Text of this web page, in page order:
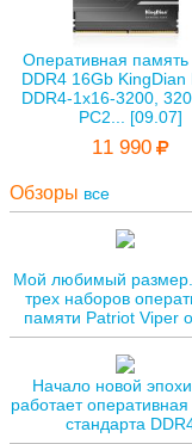
Оперативная память
DDR4 16Gb KingDian
DDR4-1х16-3200,
PC2... [09.07]
11 990
Обзоры все
Мой любимый
трех наборов
памяти Patriot Viper
Начало новой
работает
стандарта